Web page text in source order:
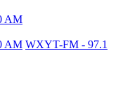
AM
AM WXYT-FM - 97.1